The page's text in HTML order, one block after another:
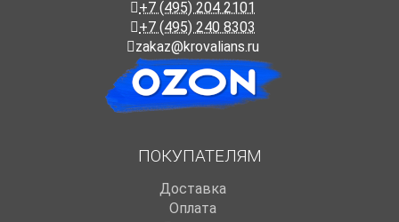
+7 (495) 204 2101
+7 (495) 240 8303
zakaz@krovalians.ru
ПОКУПАТЕЛЯМ
Доставка
Оплата